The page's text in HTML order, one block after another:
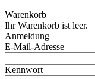
Warenkorb
Ihr Warenkorb ist leer.
Anmeldung
E-Mail-Adresse
Kennwort